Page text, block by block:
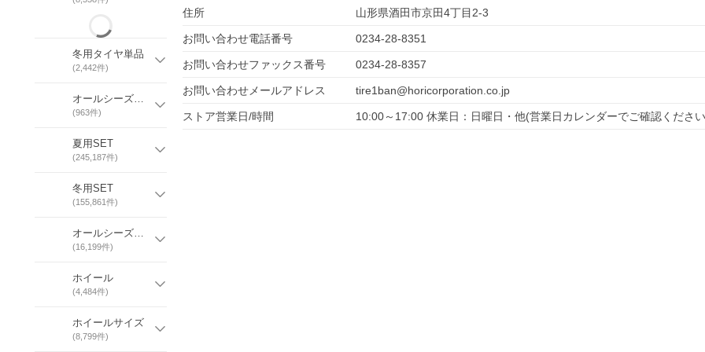
冬用タイヤ単品
(2,442件)
オールシーズンタイヤ単品
(963件)
夏用SET
(245,187件)
冬用SET
(155,861件)
オールシーズンSET
(16,199件)
ホイール
(4,484件)
ホイールサイズ
(8,799件)
住所 山形県酒田市京田4丁目2-3
お問い合わせ電話番号 0234-28-8351
お問い合わせファックス番号 0234-28-8357
お問い合わせメールアドレス tire1ban@horicorporation.co.jp
ストア営業日/時間 10:00～17:00 休業日：日曜日・他(営業日カレンダーでご確認くださ